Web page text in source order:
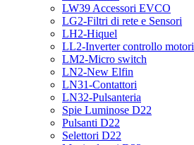
LW39 Accessori EVCO
LG2-Filtri di rete e Sensori
LH2-Hiquel
LL2-Inverter controllo motori
LM2-Micro switch
LN2-New Elfin
LN31-Contattori
LN32-Pulsanteria
Spie Luminose D22
Pulsanti D22
Selettori D22